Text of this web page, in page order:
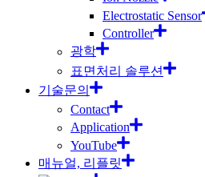
Electrostatic Sensor
Controller
광학
표면처리 솔루션
기술문의
Contact
Application
YouTube
매뉴얼, 리플릿